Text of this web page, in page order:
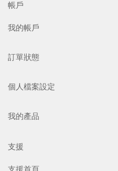
帳戶
我的帳戶
訂單狀態
個人檔案設定
我的產品
支援